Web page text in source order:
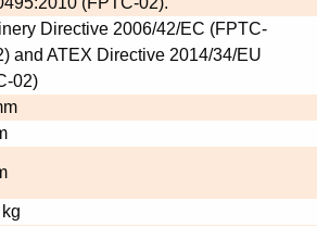
Directive 2006/42/EC (FPTC-
and ATEX Directive 2014/34/EU
02)